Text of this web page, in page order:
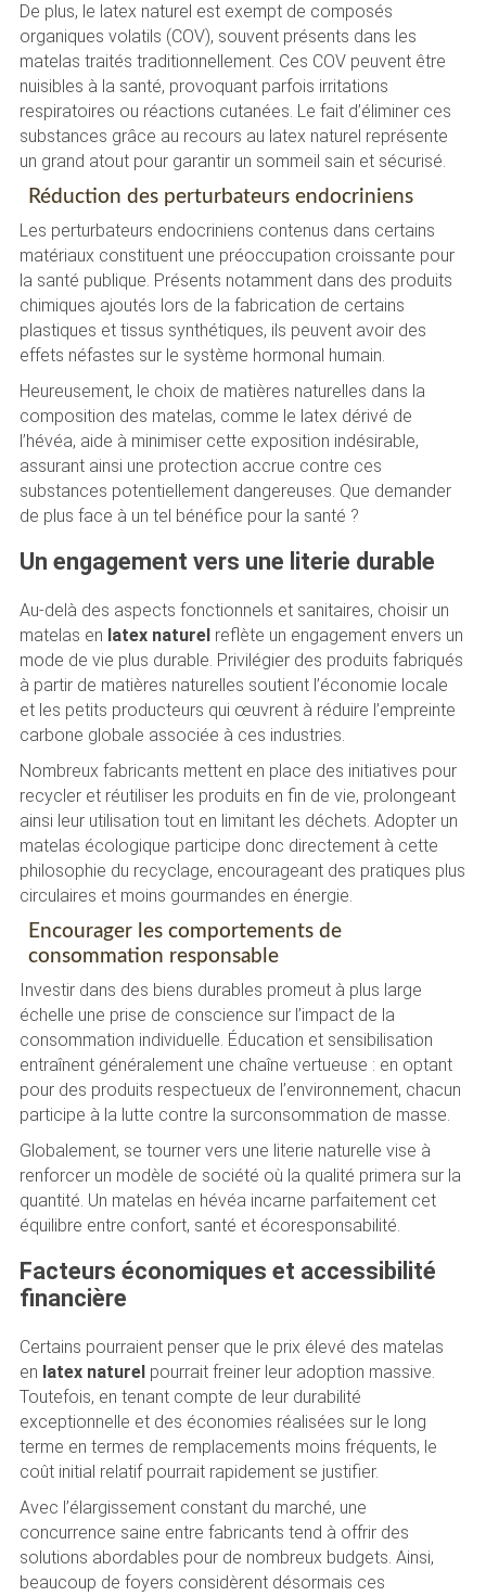
De plus, le latex naturel est exempt de composés
organiques volatils (COV), souvent présents dans les
matelas traités traditionnellement. Ces COV peuvent être
nuisibles à la santé, provoquant parfois irritations
respiratoires ou réactions cutanées. Le fait d’éliminer ces
substances grâce au recours au latex naturel représente
un grand atout pour garantir un sommeil sain et sécurisé.
Réduction des perturbateurs endocriniens
Les perturbateurs endocriniens contenus dans certains
matériaux constituent une préoccupation croissante pour
la santé publique. Présents notamment dans des produits
chimiques ajoutés lors de la fabrication de certains
plastiques et tissus synthétiques, ils peuvent avoir des
effets néfastes sur le système hormonal humain.
Heureusement, le choix de matières naturelles dans la
composition des matelas, comme le latex dérivé de
l’hévéa, aide à minimiser cette exposition indésirable,
assurant ainsi une protection accrue contre ces
substances potentiellement dangereuses. Que demander
de plus face à un tel bénéfice pour la santé ?
Un engagement vers une literie durable
Au-delà des aspects fonctionnels et sanitaires, choisir un
matelas en latex naturelreflète un engagement envers un
mode de vie plus durable. Privilégier des produits fabriqués
à partir de matières naturelles soutient l’économie locale
et les petits producteurs qui œuvrent à réduire l’empreinte
carbone globale associée à ces industries.
Nombreux fabricants mettent en place des initiatives pour
recycler et réutiliser les produits en fin de vie, prolongeant
ainsi leur utilisation tout en limitant les déchets. Adopter un
matelas écologique participe donc directement à cette
philosophie du recyclage, encourageant des pratiques plus
circulaires et moins gourmandes en énergie.
Encourager les comportements de
consommation responsable
Investir dans des biens durables promeut à plus large
échelle une prise de conscience sur l’impact de la
consommation individuelle. Éducation et sensibilisation
entraînent généralement une chaîne vertueuse : en optant
pour des produits respectueux de l’environnement, chacun
participe à la lutte contre la surconsommation de masse.
Globalement, se tourner vers une literie naturelle vise à
renforcer un modèle de société où la qualité primera sur la
quantité. Un matelas en hévéa incarne parfaitement cet
équilibre entre confort, santé et écoresponsabilité.
Facteurs économiques et accessibilité
financière
Certains pourraient penser que le prix élevé des matelas
en latex naturelpourrait freiner leur adoption massive.
Toutefois, en tenant compte de leur durabilité
exceptionnelle et des économies réalisées sur le long
terme en termes de remplacements moins fréquents, le
coût initial relatif pourrait rapidement se justifier.
Avec l’élargissement constant du marché, une
concurrence saine entre fabricants tend à offrir des
solutions abordables pour de nombreux budgets. Ainsi,
beaucoup de foyers considèrent désormais ces